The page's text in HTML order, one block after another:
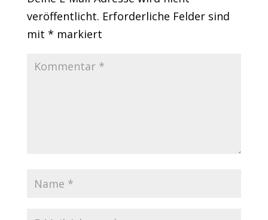
veröffentlicht. Erforderliche Felder sind
mit * markiert